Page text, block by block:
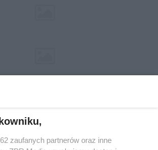
zaufanych partnerów oraz inne